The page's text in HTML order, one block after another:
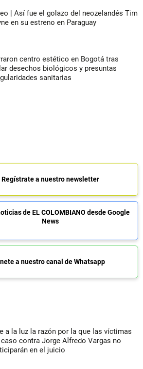
| Así fue el golazo del neozelandés Tim
en su estreno en Paraguay
centro estético en Bogotá tras
desechos biológicos y presuntas
sanitarias
Regístrate a nuestro newsletter
de EL COLOMBIANO desde Google
News
a nuestro canal de Whatsapp
a la luz la razón por la que las víctimas
contra Jorge Alfredo Vargas no
en el juicio